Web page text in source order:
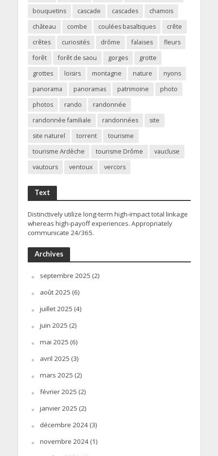
bouquetins
cascade cascades
chamois
château
combe coulées basaltiques
crête
crêtes
curiosités drôme falaises
fleurs
forêt
forêt de saou gorges
grotte
grottes
loisirs montagne nature
nyons
panorama
panoramas patrimoine
photo
photos
rando
randonnée
randonnée familiale
randonnées
site
site naturel
torrent
tourisme
tourisme Ardèche
tourisme Drôme
vaucluse
vautours
ventoux vercors
Text
Distinctively utilize long-term high-impact total linkage
whereas high-payoff experiences. Appropriately
communicate 24/365.
Archives
septembre 2025 (2)
août 2025 (6)
juillet 2025 (4)
juin 2025 (2)
mai 2025 (6)
avril 2025 (3)
mars 2025 (2)
février 2025 (2)
janvier 2025 (2)
décembre 2024(3)
novembre 2024(1)